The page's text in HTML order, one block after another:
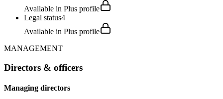
Available in Plus profile
Legal status4
Available in Plus profile
MANAGEMENT
Directors & officers
Managing directors